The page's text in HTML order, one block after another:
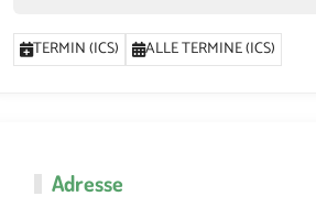
TERMIN (ICS) ALLE TERMINE (ICS)
Adresse